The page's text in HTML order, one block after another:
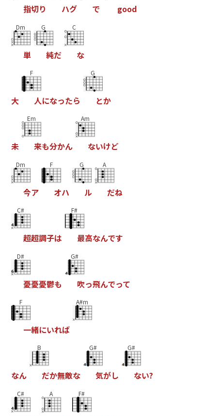
指切り ハク て good
Dm
単
G
純た
C
な
大
F
人になったら
G
とか
未
Em
来も分かん
Am
ないけと
Dm
今ア
F
オハ
G
ル
A
たね
C#
超超調子は
F#
最高なんてす
D#
憂憂憂鬱も
G#
吹っ飛んてって
F
一緒にいれは
A#m
なん
B
たか無敵な
G#
気かし
G#
ない?
C# A F#